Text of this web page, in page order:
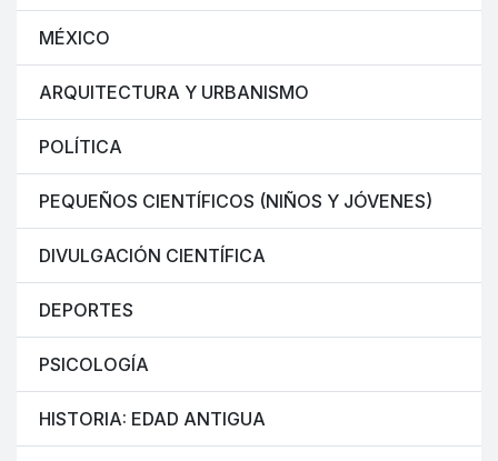
MÉXICO
ARQUITECTURA Y URBANISMO
POLÍTICA
PEQUEÑOS CIENTÍFICOS (NIÑOS Y JÓVENES)
DIVULGACIÓN CIENTÍFICA
DEPORTES
PSICOLOGÍA
HISTORIA: EDAD ANTIGUA